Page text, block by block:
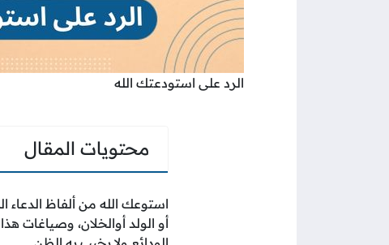
الرد على استودعتك الله
محتويات المقال
استوعك الله من ألفاظ الدعاء
أو الولد أوالخلان، وصياغات